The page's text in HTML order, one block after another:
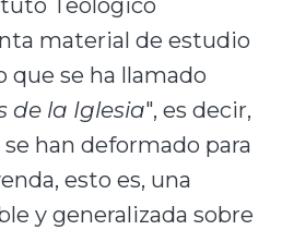
material de estudio
que se ha llamado
de la Iglesia", es decir,
han deformado para
esto es, una
y generalizada sobre